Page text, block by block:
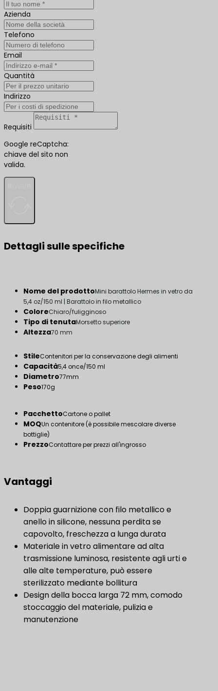
Azienda
Telefono
Email
Quantità
Indirizzo
Requisiti
Google reCaptcha:
chiave del sito non
valida.
Dettagli sulle specifiche
Nome del prodottoMini barattolo Hermes in vetro da
5,4 oz/150 ml | Barattolo in filo metallico
ColoreChiaro/fuligginoso
Tipo di tenutaMorsetto superiore
Altezza70 mm
StileContenitori per la conservazione degli alimenti
Capacità5,4 once/150 ml
Diametro77mm
Peso170g
PacchettoCartone o pallet
MOQUn contenitore (è possibile mescolare diverse
bottiglie)
PrezzoContattare per prezzi all'ingrosso
Vantaggi
Doppia guarnizione con filo metallico e
anello in silicone, nessuna perdita se
capovolto, freschezza a lunga durata
Materiale in vetro alimentare ad alta
trasmissione luminosa, resistente agli urti e
alle alte temperature, può essere
sterilizzato mediante bollitura
Design della bocca larga 72 mm, comodo
stoccaggio del materiale, pulizia e
manutenzione